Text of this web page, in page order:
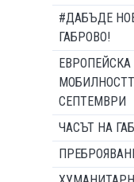
#ДАБЪДЕ
ГАБРОВО!
СЕПТЕМВРИ
ЧАСЪТ НА